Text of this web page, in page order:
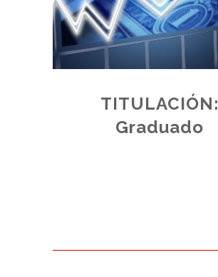
TITULACIÓN:
Graduado